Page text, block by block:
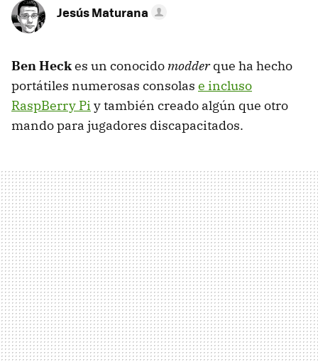
Jesús Maturana
Ben Heckes un conocidomodderque ha hecho
portátiles numerosas consolas e incluso
RaspBerry Pi y también creado algún que otro
mando para jugadores discapacitados.